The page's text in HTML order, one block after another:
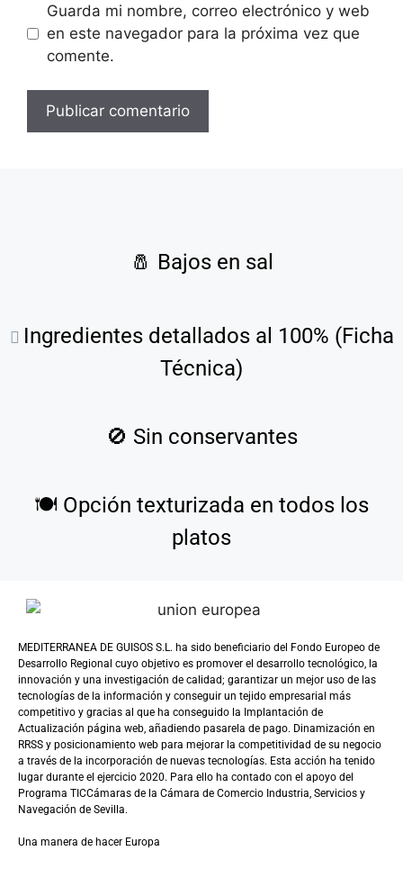
Guarda mi nombre, correo electrónico y web
en este navegador para la próxima vez que
comente.
🧂 Bajos en sal
Ingredientes detallados al 100% (Ficha
Técnica)
🚫 Sin conservantes
🍽️ Opción texturizada en todos los
platos
MEDITERRANEA DE GUISOS S.L. ha sido beneficiario del Fondo Europeo de
Desarrollo Regional cuyo objetivo es promover el desarrollo tecnológico, la
innovación y una investigación de calidad; garantizar un mejor uso de las
tecnologías de la información y conseguir un tejido empresarial más
competitivo y gracias al que ha conseguido la Implantación de
Actualización página web, añadiendo pasarela de pago. Dinamización en
RRSS y posicionamiento web para mejorar la competitividad de su negocio
a través de la incorporación de nuevas tecnologías. Esta acción ha tenido
lugar durante el ejercicio 2020. Para ello ha contado con el apoyo del
Programa TICCámaras de la Cámara de Comercio Industria, Servicios y
Navegación de Sevilla.
Una manera de hacer Europa